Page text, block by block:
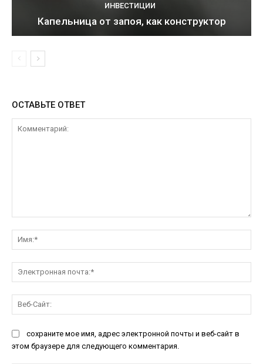
ИНВЕСТИЦИИ
Капельница от запоя, как конструктор
ОСТАВЬТЕ ОТВЕТ
сохраните мое имя, адрес электронной почты и веб-сайт в
этом браузере для следующего комментария.